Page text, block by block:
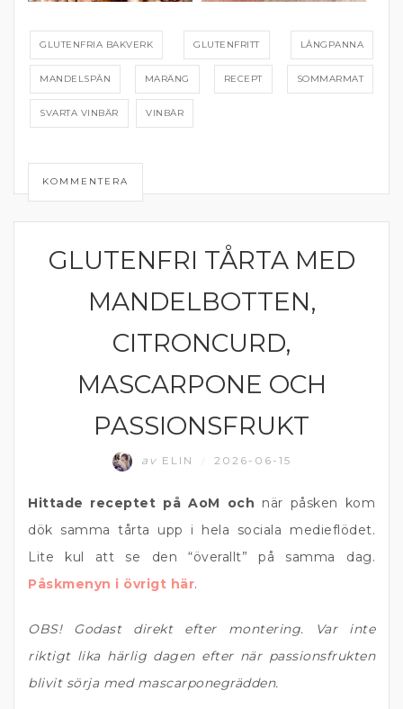
GLUTENFRIA BAKVERK GLUTENFRITT LÅNGPANNA
MANDELSPÅN MARÄNG RECEPT SOMMARMAT
SVARTA VINBÄR VINBÄR
KOMMENTERA
BAKAT
GLUTENFRI TÅRTA MED
MANDELBOTTEN,
CITRONCURD,
MASCARPONE OCH
PASSIONSFRUKT
av ELIN 2026-06-15
Hittade receptet på AoM och när påsken kom
dök samma tårta upp i hela sociala medieflödet.
Lite kul att se den “överallt” på samma dag.
Påskmenyn i övrigt här.
OBS! Godast direkt efter montering. Var inte
riktigt lika härlig dagen efter när passionsfrukten
blivit sörja med mascarponegrädden.